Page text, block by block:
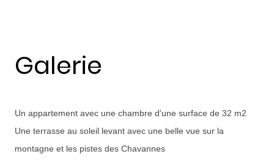
Galerie
Un appartement avec une chambre d'une surface de 32 m2
Une terrasse au soleil levant avec une belle vue sur la
montagne et les pistes des Chavannes